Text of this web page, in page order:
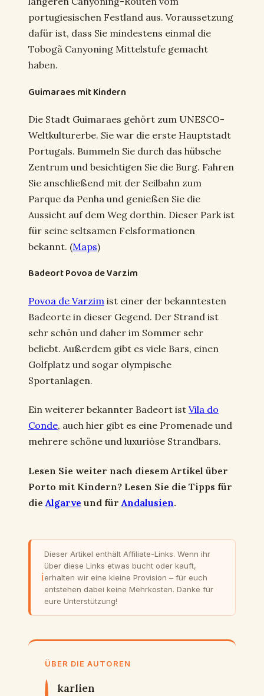
portugiesischen Festland aus. Voraussetzung
dafür ist, dass Sie mindestens einmal die
Tobogã Canyoning Mittelstufe gemacht
haben.
Guimaraes mit Kindern
Die Stadt Guimaraes gehört zum UNESCO-
Weltkulturerbe. Sie war die erste Hauptstadt
Portugals. Bummeln Sie durch das hübsche
Zentrum und besichtigen Sie die Burg. Fahren
Sie anschließend mit der Seilbahn zum
Parque da Penha und genießen Sie die
Aussicht auf dem Weg dorthin. Dieser Park ist
für seine seltsamen Felsformationen
bekannt. (Maps)
Badeort Povoa de Varzim
Povoa de Varzim ist einer der bekanntesten
Badeorte in dieser Gegend. Der Strand ist
sehr schön und daher im Sommer sehr
beliebt. Außerdem gibt es viele Bars, einen
Golfplatz und sogar olympische
Sportanlagen.
Ein weiterer bekannter Badeort ist Vila do
Conde, auch hier gibt es eine Promenade und
mehrere schöne und luxuriöse Strandbars.
Lesen Sie weiter nach diesem Artikel über
Porto mit Kindern? Lesen Sie die Tipps für
die Algarve und für Andalusien.
ℹ
Dieser Artikel enthält Affiliate-Links. Wenn ihr
über diese Links etwas bucht oder kauft,
erhalten wir eine kleine Provision – für euch
entstehen dabei keine Mehrkosten. Danke für
eure Unterstützung!
ÜBER DIE AUTOREN
karlien